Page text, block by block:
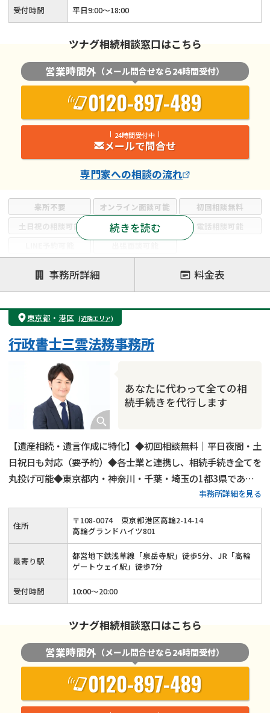
来所不要 オンライン面談可能
初回相談無料
土日祝の相談可能
19時以降電話可能
電話相談可能
注力案件
遺言書作成・遺言執行
相続放棄
相続登記
遺産分割
遺留分侵害額請求
相続税申告
相続手続き
銀行手続き
成年後見・任意後見
贈与税
相続人調査
相続トラブル
続きを読む
受付時間 平日9:00～18:00
ツナグ相続相談窓口はこちら
営業時間外 （メール問合せなら24時間受付）
0120-897-489
24時間受付中
メールで問合せ
専門家への相談の流れ
事務所詳細 料金表
東京都 ・ 港区 (近隣エリア)
あなたに代わって全ての相
続手続きを代行します
行政書士三雲法務事務所
【遺産相続・遺言作成に特化】◆初回相談無料｜平日夜間・土
日祝日も対応（要予約）◆各士業と連携し、相続手続き全てを
丸投げ可能◆東京都内・神奈川・千葉・埼玉の1都3県であれ
ば無料出張相談◆相続人調査代行／相続財産調査代行／遺産分
割協議書作成支援・相続人間連絡調整／銀行口座の解約、名義
変更代行◆相続手続きを一括しておまかせください
事務所詳細を見る
住所 〒108-0074
東京都港区高輪2-14-14
高輪グランドハイツ801
最寄り駅
都営地下鉄浅草線「泉岳寺駅」徒歩5分、JR「高輪
ゲートウェイ駅」徒歩7分
受付時間 10:00～20:00
ツナグ相続相談窓口はこちら
営業時間外 （メール問合せなら24時間受付）
0120-897-489